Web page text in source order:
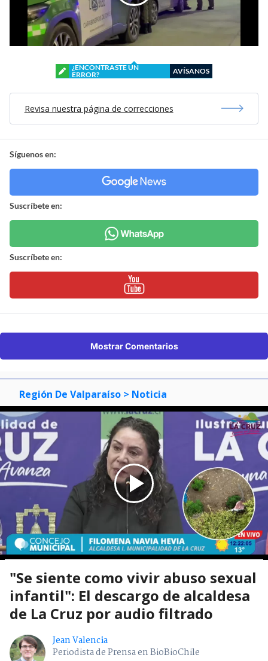
¿ENCONTRASTE UN
ERROR?
AVÍSANOS
Revisa nuestra página de correcciones
Síguenos en:
Suscríbete en:
Suscríbete en:
Mostrar Comentarios
Región De Valparaíso > Noticia
"Se siente como vivir abuso sexual
infantil": El descargo de alcaldesa
de La Cruz por audio filtrado
Jean Valencia
Periodista de Prensa en BioBioChile